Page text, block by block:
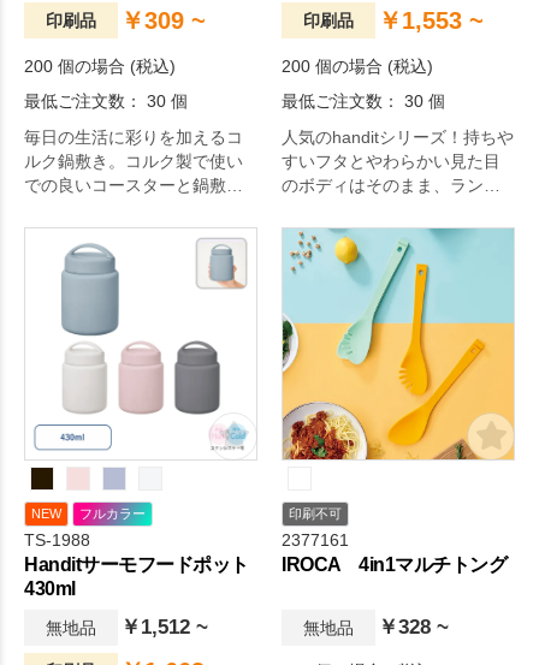
印刷品 ￥309 ~
200 個の場合 (税込)
最低ご注文数： 30 個
毎日の生活に彩りを加えるコ
ルク鍋敷き。コルク製で使い
での良いコースターと鍋敷き｡
返し採取できる地球にやさし
いエコ素材です｡。日々の生活
をちょっぴり豊かにするアイ
印刷品 ￥1,553 ~
200 個の場合 (税込)
最低ご注文数： 30 個
人気のhanditシリーズ！持ちや
すいフタとやわらかい見た目
のボディはそのまま、ランチ
す。
NEW フルカラー
TS-1988
Handitサーモフードポット
430ml
無地品 ￥1,512 ~
印刷不可
2377161
IROCA 4in1マルチトング
無地品 ￥328 ~